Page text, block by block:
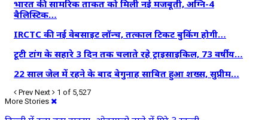
भारत की सामरिक ताकत को मिली नई मजबूती, अग्नि-4
बैलिस्टिक…
IRCTC की नई वेबसाइट लॉन्च, तत्काल टिकट बुकिंग होगी…
टूटी टांग के सहारे 3 दिन तक चलाते रहे ट्राइसाइकिल, 73 वर्षीय…
22 साल जेल में रहने के बाद बेगुनाह साबित हुआ शख्स, सुप्रीम…
Prev Next
1 of 5,527
More Stories